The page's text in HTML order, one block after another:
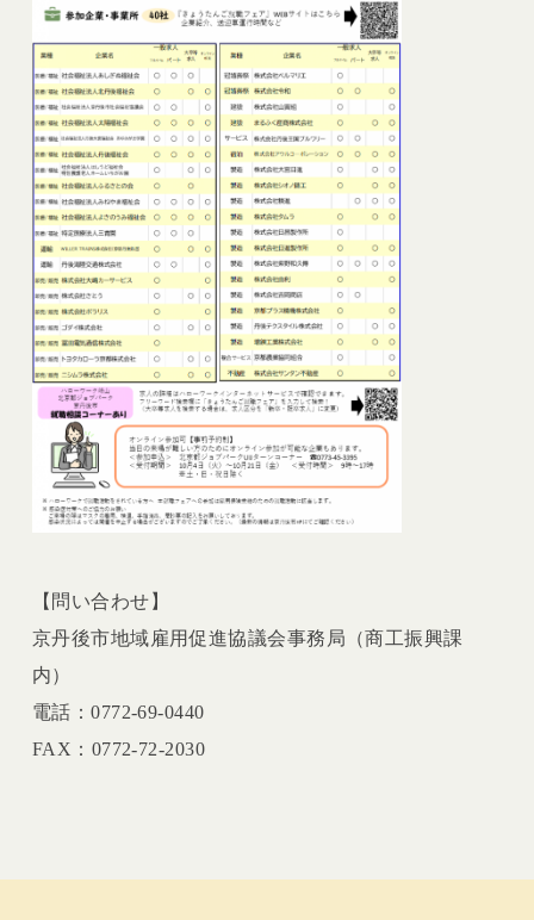
【問い合わせ】
京丹後市地域雇用促進協議会事務局（商工振興課
内）
電話：0772-69-0440
FAX：0772-72-2030